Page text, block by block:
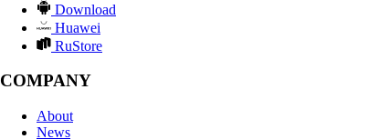
Download
Huawei
RuStore
COMPANY
About
News